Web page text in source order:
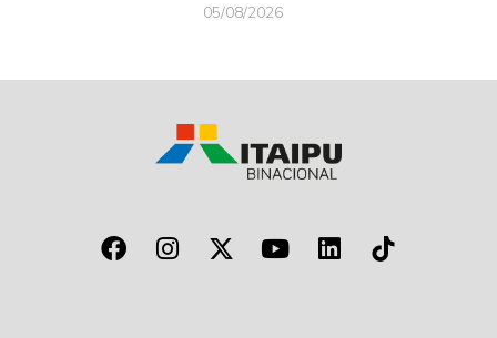
05/08/2026